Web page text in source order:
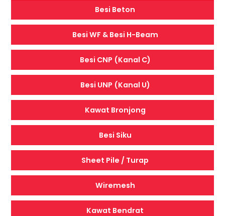
Besi Beton
Besi WF & Besi H-Beam
Besi CNP (Kanal C)
Besi UNP (Kanal U)
Kawat Bronjong
Besi Siku
Sheet Pile / Turap
Wiremesh
Kawat Bendrat